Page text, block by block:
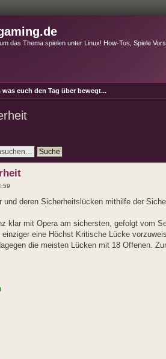
das Thema spielen unter Linux! How-Tos, Spiele
was euch den Tag über bewegt...
und deren Sicherheitslücken mithilfe der
klar mit Opera am sichersten, gefolgt vom
eine Höchst Kritische Lücke
die meisten Lücken mit 18 Offenen.